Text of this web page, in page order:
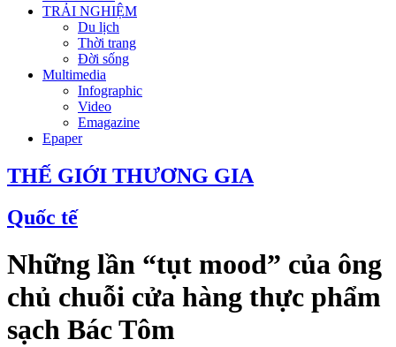
TRẢI NGHIỆM
Du lịch
Thời trang
Đời sống
Multimedia
Infographic
Video
Emagazine
Epaper
THẾ GIỚI THƯƠNG GIA
Quốc tế
Những lần “tụt mood” của ông
chủ chuỗi cửa hàng thực phẩm
sạch Bác Tôm